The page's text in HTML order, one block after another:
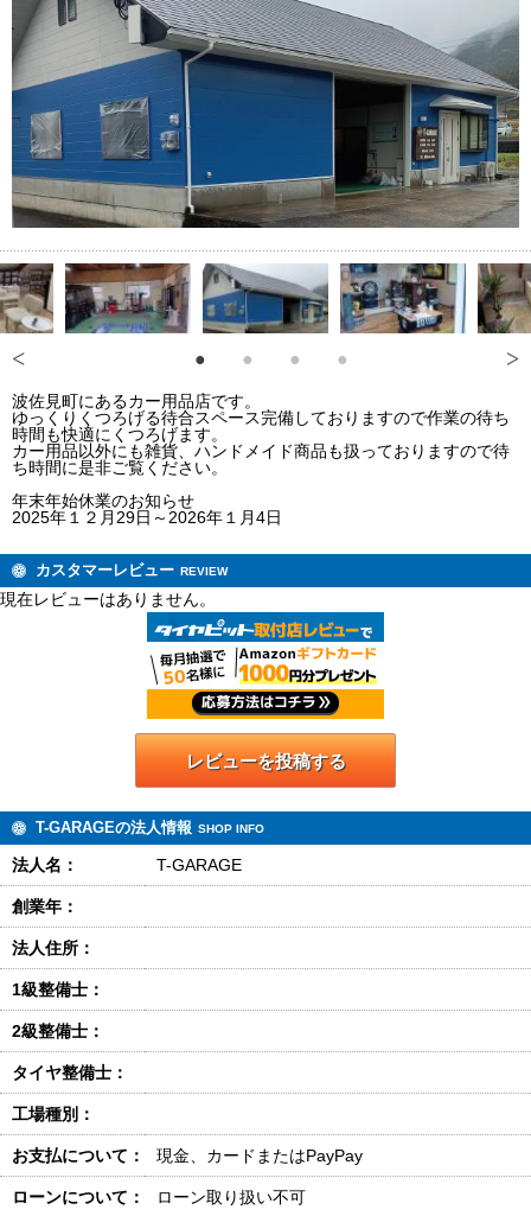
波佐見町にあるカー用品店です。
ゆっくりくつろげる待合スペース完備しておりますので作業の待ち
時間も快適にくつろげます。
カー用品以外にも雑貨、ハンドメイド商品も扱っておりますので待
ち時間に是非ご覧ください。
年末年始休業のお知らせ
2025年１２月29日～2026年１月4日
カスタマーレビュー REVIEW
現在レビューはありません。
レビューを投稿する
T-GARAGEの法人情報 SHOP INFO
法人名： T-GARAGE
創業年：
法人住所：
1級整備士：
2級整備士：
タイヤ整備士：
工場種別：
お支払について： 現金、カードまたはPayPay
ローンについて： ローン取り扱い不可